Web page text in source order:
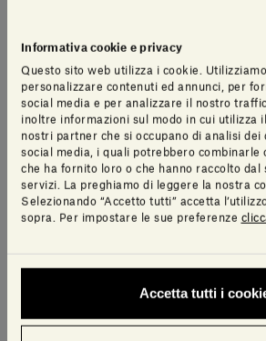
Informativa cookie e privacy
Questo sito web utilizza i cookie.
personalizzare contenuti ed annunci, per
social media e per analizzare il nostro
inoltre informazioni sul modo in cui utilizza
nostri partner che si occupano di analisi dei
social media, i quali potrebbero combinarle
che ha fornito loro o che hanno raccolto dal
servizi. La preghiamo di leggere la nostra
Selezionando “Accetto tutti” accetta
sopra. Per impostare le sue preferenze
Accetta tutti i